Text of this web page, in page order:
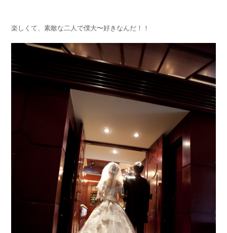
楽しくて、素敵な二人で僕大〜好きなんだ！！